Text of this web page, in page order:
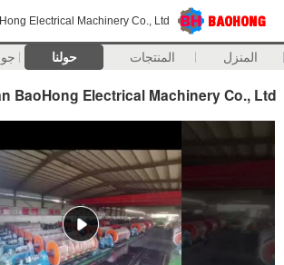
Electrical Machinery Co., Ltd.
المنزل المنتجات حولنا
BaoHong Electrical Machinery Co., Ltd.